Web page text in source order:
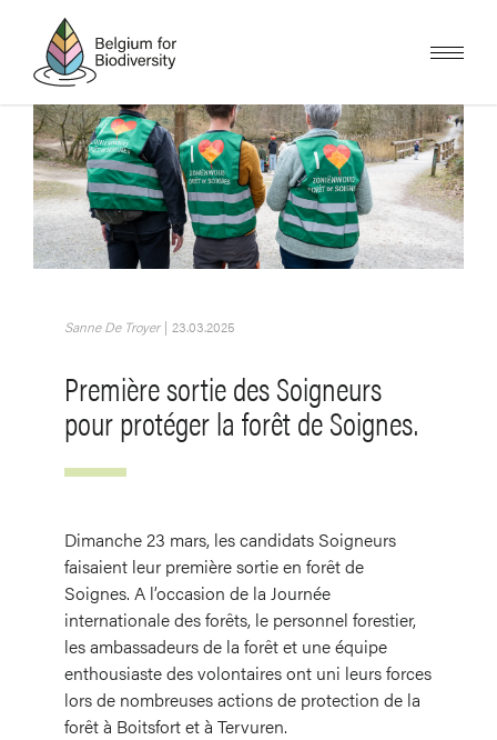
content
Image
Sanne De Troyer | 23.03.2025
Première sortie des Soigneurs
pour protéger la forêt de Soignes.
Dimanche 23 mars, les candidats Soigneurs
faisaient leur première sortie en forêt de
Soignes. A l’occasion de la Journée
internationale des forêts, le personnel forestier,
les ambassadeurs de la forêt et une équipe
enthousiaste des volontaires ont uni leurs forces
lors de nombreuses actions de protection de la
forêt à Boitsfort et à Tervuren.